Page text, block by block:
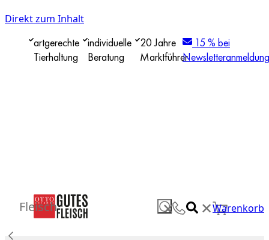
Direkt zum Inhalt
artgerechte
Tierhaltung
individuelle
Beratung
20 Jahre
Marktführer
15 % bei
Newsletteranmeldung
✕ ✕Warenkorb
Fleisch